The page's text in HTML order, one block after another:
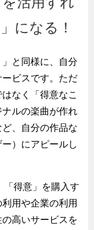
になる！
と同様に、自分
ビスです。ただ
なく「得意なこ
ルの楽曲が作れ
、自分の作品な
）にアピールし
「得意」を購入す
用や企業の利用
高いサービスを